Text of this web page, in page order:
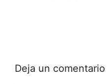
Deja un comentario